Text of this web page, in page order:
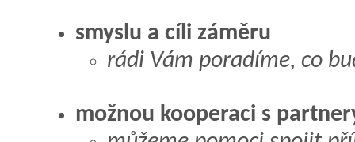
smyslu a cíli záměru
rádi Vám poradíme, co
možnou kooperaci s